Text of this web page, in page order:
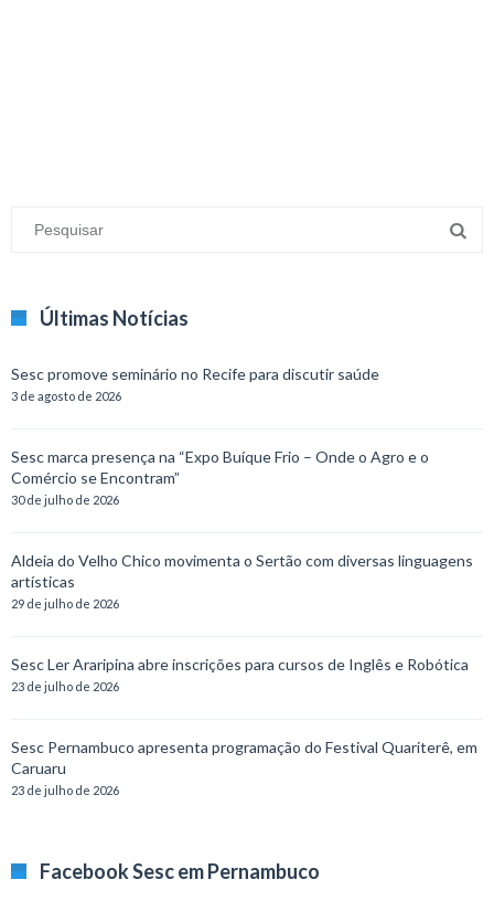
Últimas Notícias
Sesc promove seminário no Recife para discutir saúde
3 de agosto de 2026
Sesc marca presença na “Expo Buíque Frio – Onde o Agro e o
Comércio se Encontram”
30 de julho de 2026
Aldeia do Velho Chico movimenta o Sertão com diversas linguagens
artísticas
29 de julho de 2026
Sesc Ler Araripina abre inscrições para cursos de Inglês e Robótica
23 de julho de 2026
Sesc Pernambuco apresenta programação do Festival Quariterê, em
Caruaru
23 de julho de 2026
Facebook Sesc em Pernambuco